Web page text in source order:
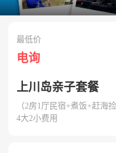
最低价
电询
上川岛亲子套餐
（2房1厅民宿+煮饭+赶海
4大2小费用